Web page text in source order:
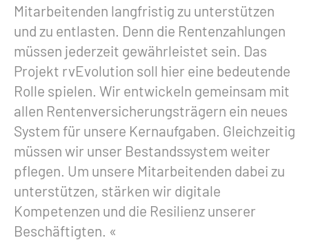
Mitarbeitenden langfristig zu unterstützen
und zu entlasten. Denn die Rentenzahlungen
müssen jederzeit gewährleistet sein. Das
Projekt rvEvolution soll hier eine bedeutende
Rolle spielen. Wir entwickeln gemeinsam mit
allen Rentenversicherungsträgern ein neues
System für unsere Kernaufgaben. Gleichzeitig
müssen wir unser Bestandssystem weiter
pflegen. Um unsere Mitarbeitenden dabei zu
unterstützen, stärken wir digitale
Kompetenzen und die Resilienz unserer
Beschäftigten.